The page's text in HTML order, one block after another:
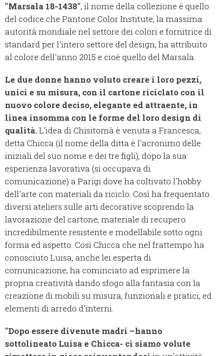
"Marsala 18-1438", il nome della collezione è quello
del codice che Pantone Color Institute, la massima
autorità mondiale nel settore dei colori e fornitrice di
standard per l'intero settore del design, ha attribuito
al colore dell'anno 2015 e cioè quello del Marsala.
Le due donne hanno voluto creare i loro pezzi,
unici e su misura, con il cartone riciclato con il
nuovo colore deciso, elegante ed attraente, in
linea insomma con le forme del loro design di
qualità.L'idea di Chisitomà è venuta a Francesca,
detta Chicca (il nome della ditta è l'acronimo delle
iniziali del suo nome e dei tre figli), dopo la sua
esperienza lavorativa (si occupava di
comunicazione) a Parigi dove ha coltivato l'hobby
dell'arte con materiali da riciclo. Così ha frequentato
diversi ateliers sulle arti decorative scoprendo la
lavorazione del cartone, materiale di recupero
incredibilmente resistente e modellabile sotto ogni
forma ed aspetto. Così Chicca che nel frattempo ha
conosciuto Luisa, anche lei esperta di
comunicazione, ha cominciato ad esprimere la
propria creatività dando sfogo alla fantasia con la
creazione di mobili su misura, funzionali e pratici, ed
elementi di arredo d'interni.
"Dopo essere divenute madri –hanno
sottolineato Luisa e Chicca- ci siamo volute